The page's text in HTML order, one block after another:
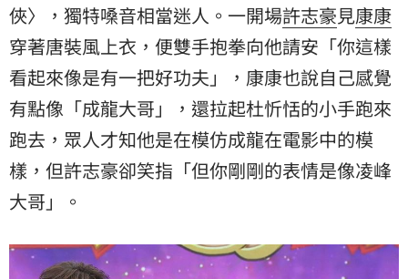
俠〉，獨特嗓音相當迷人。一開場許志豪見康康
穿著唐裝風上衣，便雙手抱拳向他請安「你這樣
看起來像是有一把好功夫」，康康也說自己感覺
有點像「成龍大哥」，還拉起杜忻恬的小手跑來
跑去，眾人才知他是在模仿成龍在電影中的模
樣，但許志豪卻笑指「但你剛剛的表情是像凌峰
大哥」。